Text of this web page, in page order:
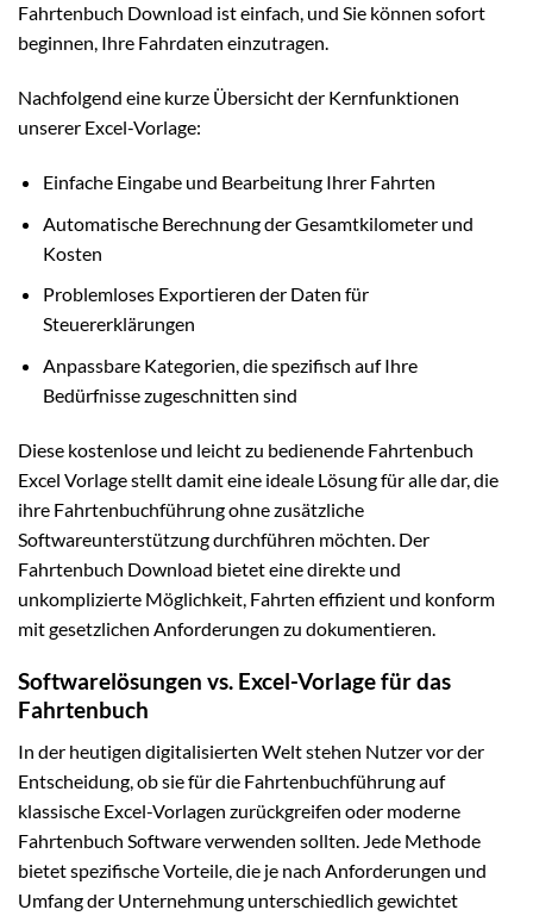
Fahrtenbuch Download ist einfach, und Sie können sofort
beginnen, Ihre Fahrdaten einzutragen.
Nachfolgend eine kurze Übersicht der Kernfunktionen
unserer Excel-Vorlage:
Einfache Eingabe und Bearbeitung Ihrer Fahrten
Automatische Berechnung der Gesamtkilometer und
Kosten
Problemloses Exportieren der Daten für
Steuererklärungen
Anpassbare Kategorien, die spezifisch auf Ihre
Bedürfnisse zugeschnitten sind
Diese kostenlose und leicht zu bedienende Fahrtenbuch
Excel Vorlage stellt damit eine ideale Lösung für alle dar, die
ihre Fahrtenbuchführung ohne zusätzliche
Softwareunterstützung durchführen möchten. Der
Fahrtenbuch Download bietet eine direkte und
unkomplizierte Möglichkeit, Fahrten effizient und konform
mit gesetzlichen Anforderungen zu dokumentieren.
Softwarelösungen vs. Excel-Vorlage für das
Fahrtenbuch
In der heutigen digitalisierten Welt stehen Nutzer vor der
Entscheidung, ob sie für die Fahrtenbuchführung auf
klassische Excel-Vorlagen zurückgreifen oder moderne
Fahrtenbuch Software verwenden sollten. Jede Methode
bietet spezifische Vorteile, die je nach Anforderungen und
Umfang der Unternehmung unterschiedlich gewichtet